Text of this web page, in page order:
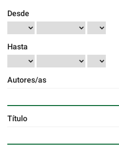
Desde
Hasta
Autores/as
Título